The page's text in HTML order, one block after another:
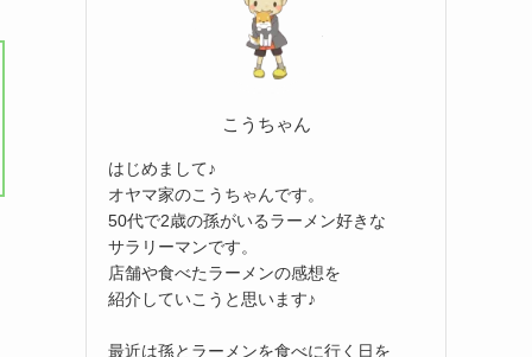
こうちゃん
はじめまして♪
オヤマ家のこうちゃんです。
50代で2歳の孫がいるラーメン好きな
サラリーマンです。
店舗や食べたラーメンの感想を
紹介していこうと思います♪
最近は孫とラーメンを食べに行く日を